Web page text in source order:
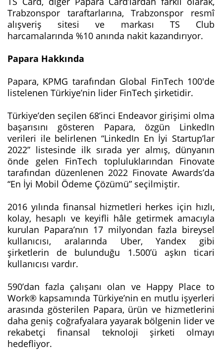
Trabzonspor taraftarlarına, Trabzonspor resmî
alışveriş sitesi ve markası TS Club
harcamalarında %10 anında nakit kazandırıyor.
Papara Hakkında
Papara, KPMG tarafından Global FinTech 100'de
listelenen Türkiye’nin lider FinTech şirketidir.
Türkiye’den seçilen 68’inci Endeavor girişimi olma
başarısını gösteren Papara, özgün LinkedIn
verileri ile belirlenen “LinkedIn En İyi Startup’lar
2022” listesinde ilk sırada yer almış, dünyanın
önde gelen FinTech topluluklarından Finovate
tarafından düzenlenen 2022 Finovate Awards’da
“En İyi Mobil Ödeme Çözümü” seçilmiştir.
2016 yılında finansal hizmetleri herkes için hızlı,
kolay, hesaplı ve keyifli hâle getirmek amacıyla
kurulan Papara’nın 17 milyondan fazla bireysel
kullanıcısı, aralarında Uber, Yandex gibi
şirketlerin de bulunduğu 1.500’ü aşkın ticari
kullanıcısı vardır.
590’dan fazla çalışanı olan ve Happy Place to
Work® kapsamında Türkiye’nin en mutlu işyerleri
arasında gösterilen Papara, ürün ve hizmetlerini
daha geniş coğrafyalara yayarak bölgenin lider ve
rekabetçi finansal teknoloji şirketi olmayı
hedefliyor.